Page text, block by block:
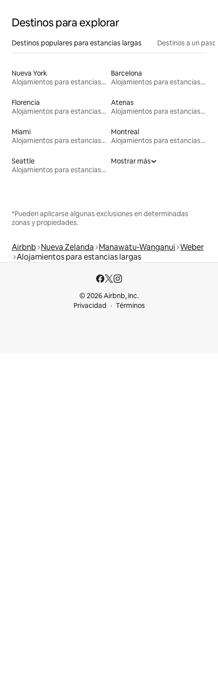
Destinos para explorar
Destinos populares para estancias largas Destinos a un
Nueva York
Alojamientos para estancias largas
Barcelona
Alojamientos para estancias largas
Florencia
Alojamientos para estancias largas
Atenas
Alojamientos para estancias largas
Miami
Alojamientos para estancias largas
Montreal
Alojamientos para estancias largas
Seattle
Alojamientos para estancias largas
Mostrar más
*Pueden aplicarse algunas exclusiones en determinadas
zonas y propiedades.
Airbnb Nueva Zelanda Manawatu-Wanganui Weber
Alojamientos para estancias largas
© 2026 Airbnb, Inc.
Privacidad
Términos